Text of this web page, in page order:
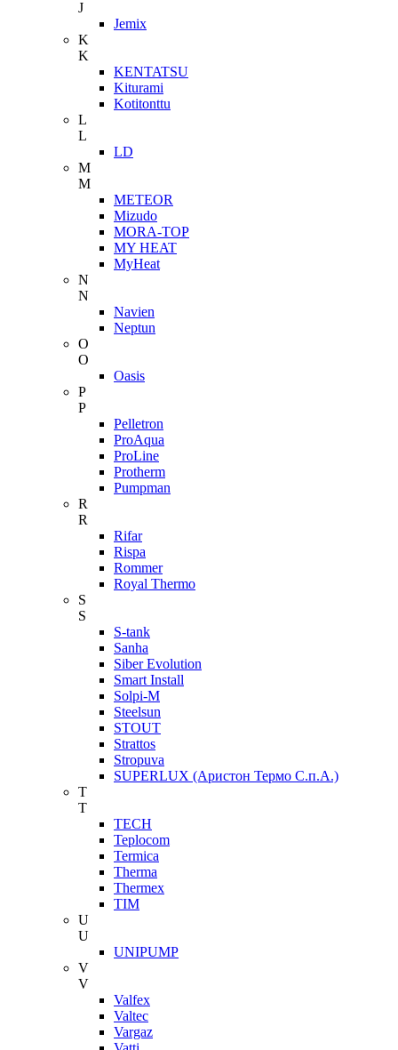
J
Jemix
K
K
KENTATSU
Kiturami
Kotitonttu
L
L
LD
M
M
METEOR
Mizudo
MORA-TOP
MY HEAT
MyHeat
N
N
Navien
Neptun
O
O
Oasis
P
P
Pelletron
ProAqua
ProLine
Protherm
Pumpman
R
R
Rifar
Rispa
Rommer
Royal Thermo
S
S
S-tank
Sanha
Siber Evolution
Smart Install
Solpi-M
Steelsun
STOUT
Strattos
Stropuva
SUPERLUX (Аристон Термо С.п.А.)
T
T
TECH
Teplocom
Termica
Therma
Thermex
TIM
U
U
UNIPUMP
V
V
Valfex
Valtec
Vargaz